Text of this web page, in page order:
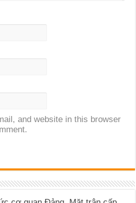
and website in this browser